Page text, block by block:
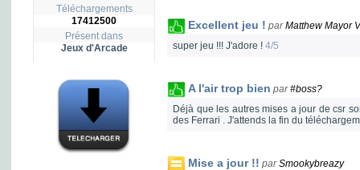
Téléchargements
17412500
Présent dans
Jeux d'Arcade
Excellent jeu ! parMatthew Mayor
super jeu !!! J'adore ! 4/5
A l'air trop bien par#boss?
Déjà que les autres mises a jour de csr
des Ferrari . J'attends la fin du
Mise a jour !! parSmookybreazy